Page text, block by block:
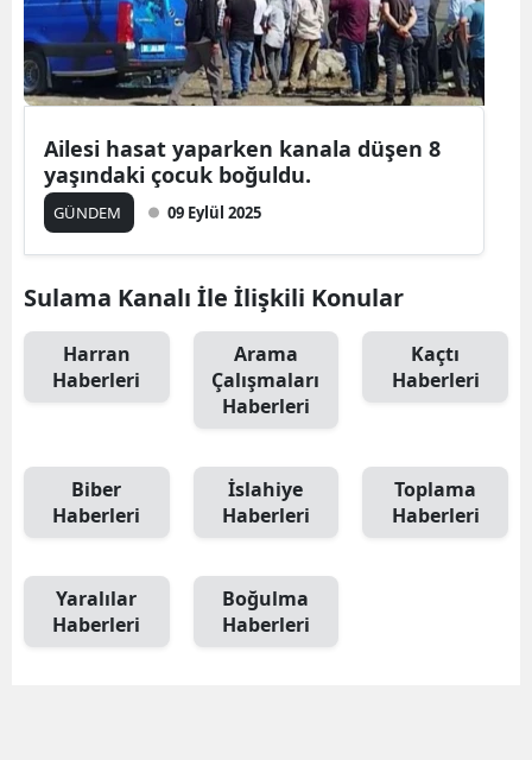
Ailesi hasat yaparken kanala düşen 8
yaşındaki çocuk boğuldu.
GÜNDEM 09 Eylül 2025
Sulama Kanalı İle İlişkili Konular
Harran
Haberleri
Arama
Çalışmaları
Haberleri
Kaçtı
Haberleri
Biber
Haberleri
İslahiye
Haberleri
Toplama
Haberleri
Yaralılar
Haberleri
Boğulma
Haberleri